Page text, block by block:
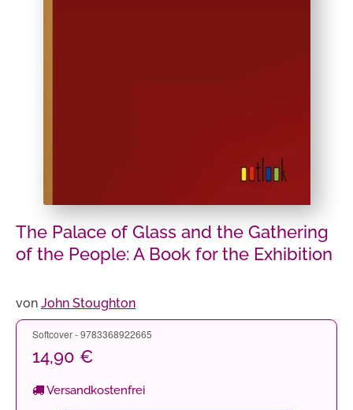
The Palace of Glass and the Gathering
of the People: A Book for the Exhibition
von John Stoughton
Softcover - 9783368922665
14,90 €
Versandkostenfrei